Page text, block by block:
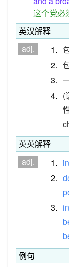
这个党必
英汉解释
adj.
1.
2.
3.
4. (
英英解释
adj.
1.
2.
3.
例句